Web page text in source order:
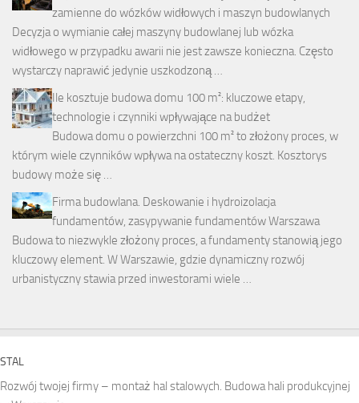
zamienne do wózków widłowych i maszyn budowlanych
Decyzja o wymianie całej maszyny budowlanej lub wózka
widłowego w przypadku awarii nie jest zawsze konieczna. Często
wystarczy naprawić jedynie uszkodzoną …
Ile kosztuje budowa domu 100 m²: kluczowe etapy,
technologie i czynniki wpływające na budżet
Budowa domu o powierzchni 100 m² to złożony proces, w
którym wiele czynników wpływa na ostateczny koszt. Kosztorys
budowy może się …
Firma budowlana. Deskowanie i hydroizolacja
fundamentów, zasypywanie fundamentów Warszawa
Budowa to niezwykle złożony proces, a fundamenty stanowią jego
kluczowy element. W Warszawie, gdzie dynamiczny rozwój
urbanistyczny stawia przed inwestorami wiele …
STAL
Rozwój twojej firmy – montaż hal stalowych. Budowa hali produkcyjnej